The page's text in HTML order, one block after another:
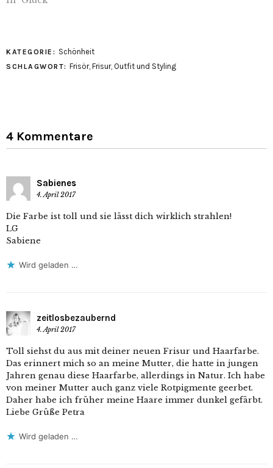
KATEGORIE: Schönheit
SCHLAGWORT: Frisör, Frisur, Outfit und Styling
4 Kommentare
Sabienes
4. April 2017
Die Farbe ist toll und sie lässt dich wirklich strahlen!
LG
Sabiene
Wird geladen …
zeitlosbezaubernd
4. April 2017
Toll siehst du aus mit deiner neuen Frisur und Haarfarbe.
Das erinnert mich so an meine Mutter, die hatte in jungen
Jahren genau diese Haarfarbe, allerdings in Natur. Ich habe
von meiner Mutter auch ganz viele Rotpigmente geerbet.
Daher habe ich früher meine Haare immer dunkel gefärbt.
Liebe Grüße Petra
Wird geladen …